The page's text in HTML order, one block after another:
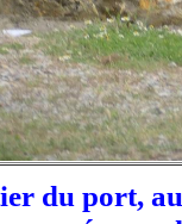
du port, au